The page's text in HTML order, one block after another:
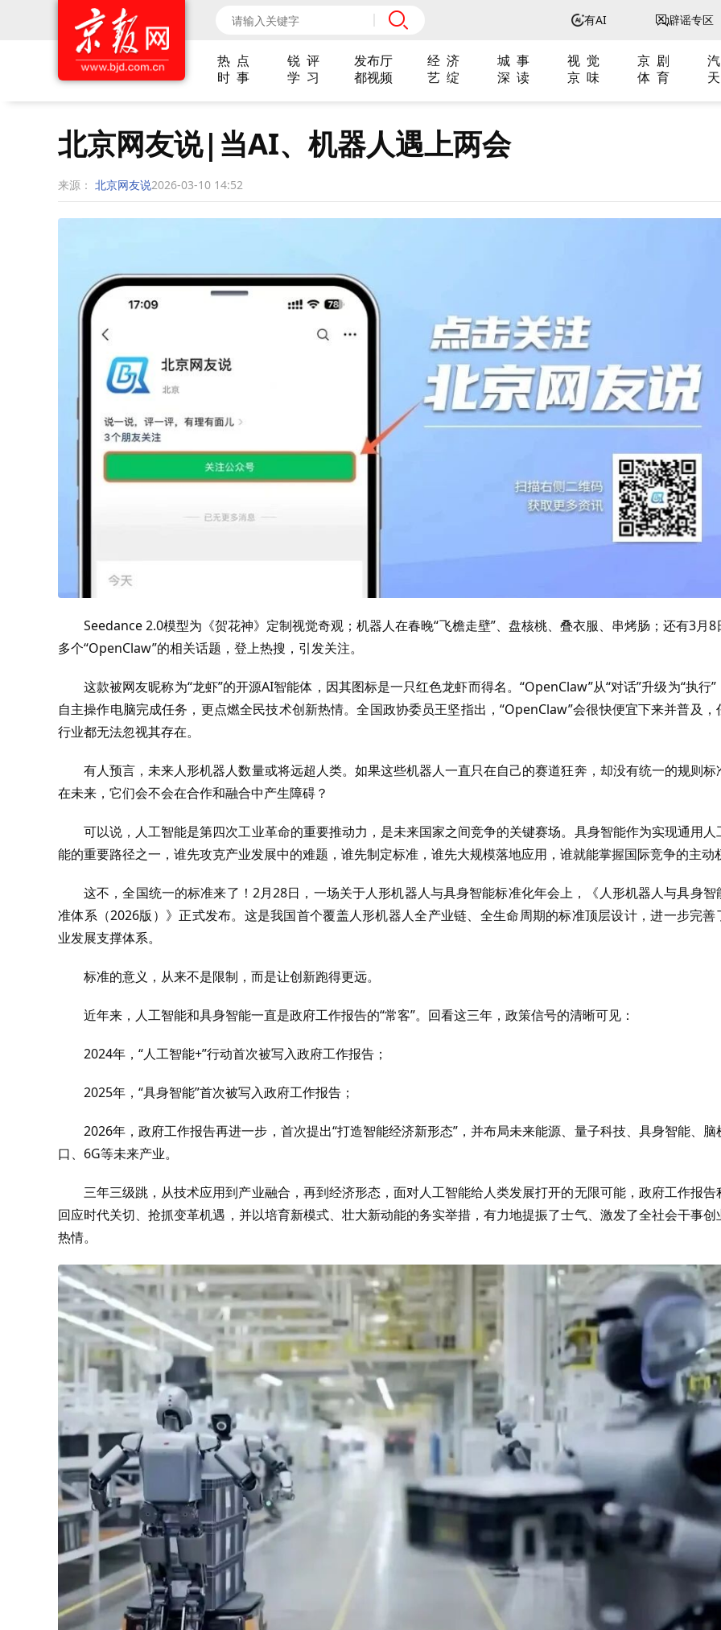
有AI 辟谣专区
热 点 锐 评 发布厅 经 济 城 事 视 觉 京 剧
时 事
学 习 都视频 艺 绽 深 读 京 味 体 育
北京网友说|当AI、机器人遇上两会
来源： 北京网友说2026-03-10 14:52
Seedance 2.0模型为《贺花神》定制视觉奇观；机器人在春晚“飞檐走壁”、盘核桃、叠衣服、串烤肠；还有3月8
多个“OpenClaw”的相关话题，登上热搜，引发关注。
这款被网友昵称为“龙虾”的开源AI智能体，因其图标是一只红色龙虾而得名。“OpenClaw”从“对话”升级为“执行”
自主操作电脑完成任务，更点燃全民技术创新热情。全国政协委员王坚指出，“OpenClaw”会很快便宜下来并普及，
行业都无法忽视其存在。
有人预言，未来人形机器人数量或将远超人类。如果这些机器人一直只在自己的赛道狂奔，却没有统一的规则标
在未来，它们会不会在合作和融合中产生障碍？
可以说，人工智能是第四次工业革命的重要推动力，是未来国家之间竞争的关键赛场。具身智能作为实现通用人
能的重要路径之一，谁先攻克产业发展中的难题，谁先制定标准，谁先大规模落地应用，谁就能掌握国际竞争的主动
这不，全国统一的标准来了！2月28日，一场关于人形机器人与具身智能标准化年会上，《人形机器人与具身智
准体系（2026版）》正式发布。这是我国首个覆盖人形机器人全产业链、全生命周期的标准顶层设计，进一步完善
业发展支撑体系。
标准的意义，从来不是限制，而是让创新跑得更远。
近年来，人工智能和具身智能一直是政府工作报告的“常客”。回看这三年，政策信号的清晰可见：
2024年，“人工智能+”行动首次被写入政府工作报告；
2025年，“具身智能”首次被写入政府工作报告；
2026年，政府工作报告再进一步，首次提出“打造智能经济新形态”，并布局未来能源、量子科技、具身智能、脑
口、6G等未来产业。
三年三级跳，从技术应用到产业融合，再到经济形态，面对人工智能给人类发展打开的无限可能，政府工作报告
回应时代关切、抢抓变革机遇，并以培育新模式、壮大新动能的务实举措，有力地提振了士气、激发了全社会干事创
热情。